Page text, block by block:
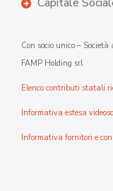
Con socio unico –
FAMP Holding srl
Elenco contributi statali
Informativa estesa
Informativa fornitori e